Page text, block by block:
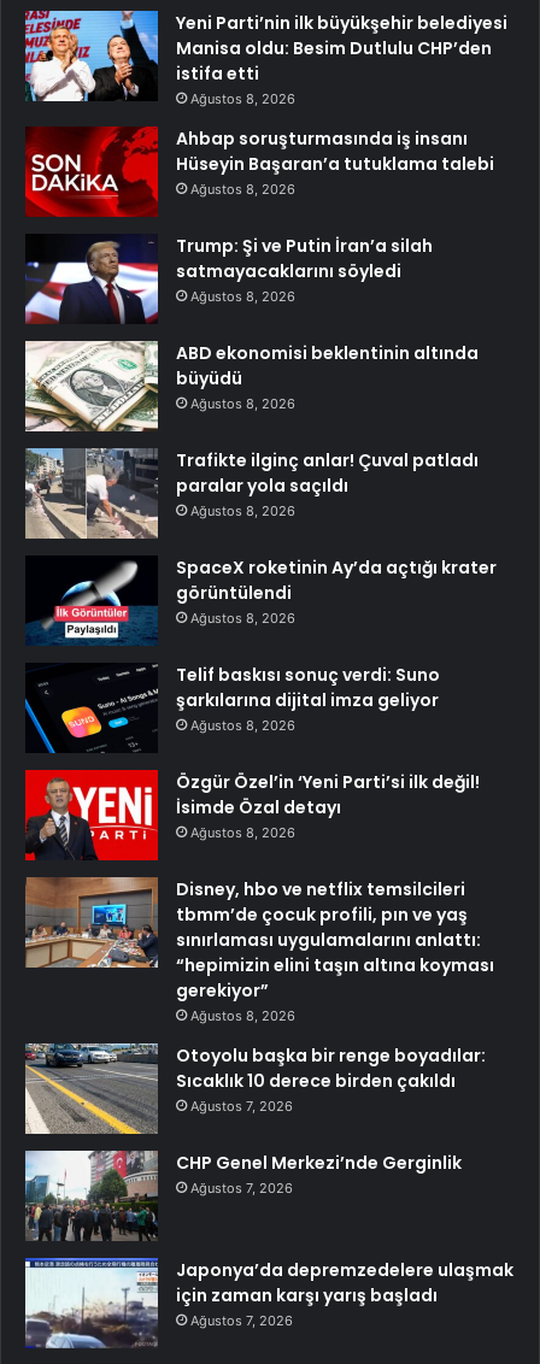
Yeni Parti’nin ilk büyükşehir belediyesi
Manisa oldu: Besim Dutlulu CHP’den
istifa etti
Ağustos 8, 2026
Ahbap soruşturmasında iş insanı
Hüseyin Başaran’a tutuklama talebi
Ağustos 8, 2026
Trump: Şi ve Putin İran’a silah
satmayacaklarını söyledi
Ağustos 8, 2026
ABD ekonomisi beklentinin altında
büyüdü
Ağustos 8, 2026
Trafikte ilginç anlar! Çuval patladı
paralar yola saçıldı
Ağustos 8, 2026
SpaceX roketinin Ay’da açtığı krater
görüntülendi
Ağustos 8, 2026
Telif baskısı sonuç verdi: Suno
şarkılarına dijital imza geliyor
Ağustos 8, 2026
Özgür Özel’in ‘Yeni Parti’si ilk değil!
İsimde Özal detayı
Ağustos 8, 2026
Disney, hbo ve netflix temsilcileri
tbmm’de çocuk profili, pın ve yaş
sınırlaması uygulamalarını anlattı:
“hepimizin elini taşın altına koyması
gerekiyor”
Ağustos 8, 2026
Otoyolu başka bir renge boyadılar:
Sıcaklık 10 derece birden çakıldı
Ağustos 7, 2026
CHP Genel Merkezi’nde Gerginlik
Ağustos 7, 2026
Japonya’da depremzedelere ulaşmak
için zaman karşı yarış başladı
Ağustos 7, 2026